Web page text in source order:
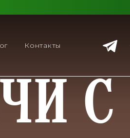
Контакты
С